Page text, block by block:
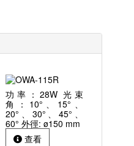
功率：28W 光束
角：10°、15°、
20°、30°、45°、
60° 外徑: ø150 mm
查看